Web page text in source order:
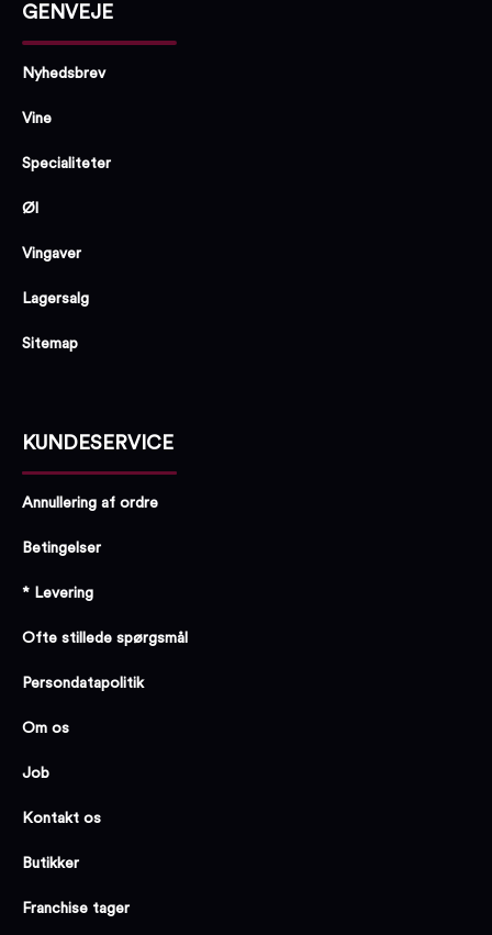
GENVEJE
Nyhedsbrev
Vine
Specialiteter
Øl
Vingaver
Lagersalg
Sitemap
KUNDESERVICE
Annullering af ordre
Betingelser
* Levering
Ofte stillede spørgsmål
Persondatapolitik
Om os
Job
Kontakt os
Butikker
Franchise tager